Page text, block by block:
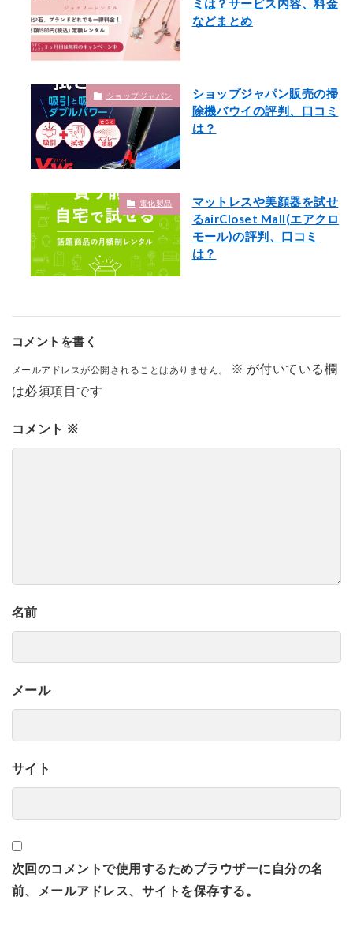
などまとめ
ショップジャパン
ショップジャパン販売の掃
除機バウイの評判、口コミ
は？
電化製品
マットレスや美顔器を試せ
るairCloset Mall(エアクロ
モール)の評判、口コミ
は？
コメントを書く
メールアドレスが公開されることはありません。 ※ が付いている欄
は必須項目です
コメント ※
名前
メール
サイト
次回のコメントで使用するためブラウザーに自分の名
前、メールアドレス、サイトを保存する。